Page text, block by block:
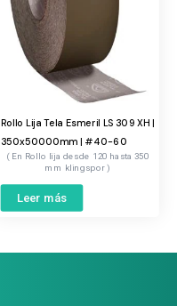
Rollo Lija Tela Esmeril LS 309 XH |
350x50000mm | #40-60
Rollo lija desde 120 hasta 350
mm klingspor
Leer más